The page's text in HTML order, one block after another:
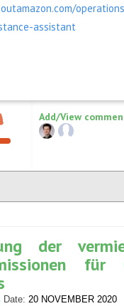
assistant
Add/View
der
für
Date: 20 NOVEMBER 2020